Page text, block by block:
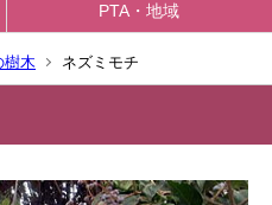
PTA・地域
樹木 ネズミモチ